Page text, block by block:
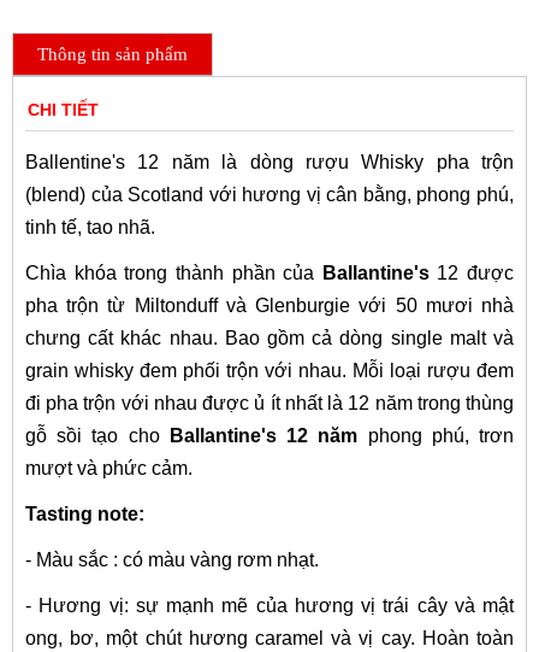
Thông tin sản phẩm
CHI TIẾT
Ballentine's 12 năm là dòng rượuWhisky pha trộn
(blend) của Scotland với hương vị cân bằng, phong phú,
tinh tế, tao nhã.
Chìa khóa trong thành phần của Ballantine's12 được
pha trộn từ Miltonduff và Glenburgie với 50 mươi nhà
chưng cất khác nhau. Bao gồm cả dòng single malt và
grain whisky đem phối trộn với nhau. Mỗi loại rượu đem
đi pha trộn với nhau được ủ ít nhất là 12 năm trong thùng
gỗ sồi tạo cho
Ballantine's 12 năm phong phú, trơn
mượt và phức cảm.
Tasting note:
- Màu sắc : có màu vàng rơm nhạt.
- Hương vị: sự mạnh mẽ của hương vị trái cây và mật
ong, bơ, một chút hương caramel và vị cay. Hoàn toàn